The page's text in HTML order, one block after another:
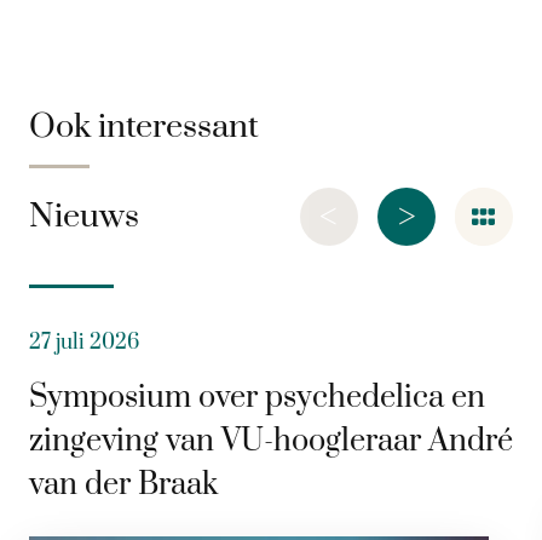
Ook interessant
Nieuws >
<
27 juli 2026
Symposium over psychedelica en
zingeving van VU-hoogleraar André
van der Braak